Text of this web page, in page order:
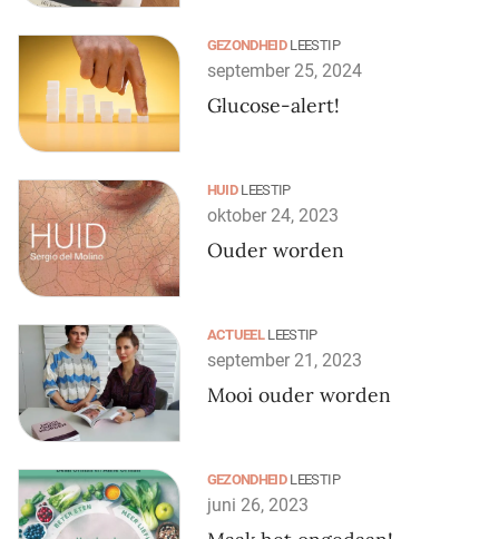
GEZONDHEID LEESTIP
september 25, 2024
Glucose-alert!
HUID LEESTIP
oktober 24, 2023
Ouder worden
ACTUEEL LEESTIP
september 21, 2023
Mooi ouder worden
GEZONDHEID LEESTIP
juni 26, 2023